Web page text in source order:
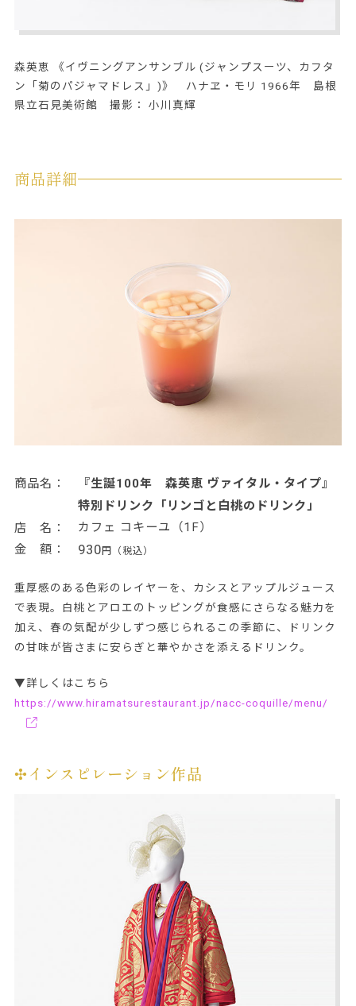
森英恵 《イヴニングアンサンブル (ジャンプスーツ、カフタ
ン「菊のパジャマドレス」)》 ハナヱ・モリ 1966年 島根
県立石見美術館 撮影： 小川真輝
商品詳細
商品名：
『生誕100年 森英恵 ヴァイタル・タイプ』
特別ドリンク「リンゴと白桃のドリンク」
店 名：
カフェ コキーユ（1F）
金 額：
930 円（税込）
重厚感のある色彩のレイヤーを、カシスとアップルジュース
で表現。白桃とアロエのトッピングが食感にさらなる魅力を
加え、春の気配が少しずつ感じられるこの季節に、ドリンク
の甘味が皆さまに安らぎと華やかさを添えるドリンク。
▼詳しくはこちら
https://www.hiramatsurestaurant.jp/nacc-coquille/menu/
✣インスピレーション作品